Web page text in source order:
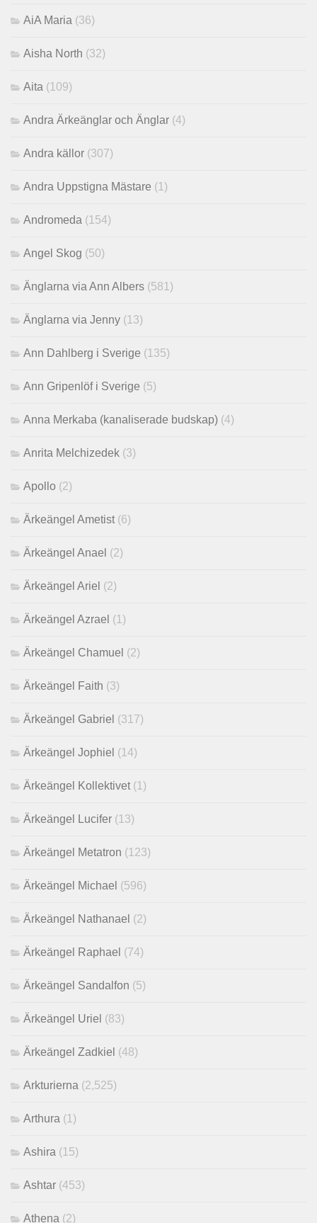
AiA Maria (36)
Aisha North (32)
Aita (109)
Andra Ärkeänglar och Änglar (4)
Andra källor (307)
Andra Uppstigna Mästare (1)
Andromeda (154)
Angel Skog (50)
Änglarna via Ann Albers (581)
Änglarna via Jenny (13)
Ann Dahlberg i Sverige (135)
Ann Gripenlöf i Sverige (5)
Anna Merkaba (kanaliserade budskap) (4)
Anrita Melchizedek (3)
Apollo (2)
Ärkeängel Ametist (6)
Ärkeängel Anael (2)
Ärkeängel Ariel (2)
Ärkeängel Azrael (1)
Ärkeängel Chamuel (2)
Ärkeängel Faith (3)
Ärkeängel Gabriel (317)
Ärkeängel Jophiel (14)
Ärkeängel Kollektivet (1)
Ärkeängel Lucifer (13)
Ärkeängel Metatron (123)
Ärkeängel Michael (596)
Ärkeängel Nathanael (2)
Ärkeängel Raphael (74)
Ärkeängel Sandalfon (5)
Ärkeängel Uriel (83)
Ärkeängel Zadkiel (48)
Arkturierna (2,525)
Arthura (1)
Ashira (15)
Ashtar (453)
Athena (2)